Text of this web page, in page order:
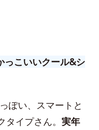
っこいいクール&シ
ぽい、スマートと
イプさん。 実年